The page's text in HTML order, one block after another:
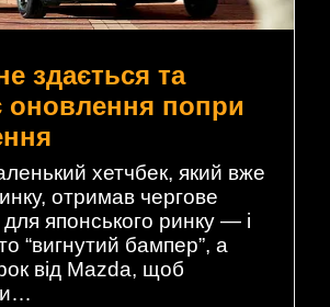
здається та
оновлення попри
хетчбек, який вже
отримав чергове
японського ринку — і
“вигнутий бампер”, а
від Mazda, щоб